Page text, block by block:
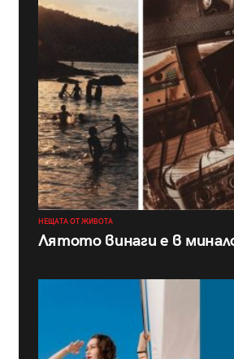
НЕЩАТА ОТ ЖИВОТА
Лятото винаги е в